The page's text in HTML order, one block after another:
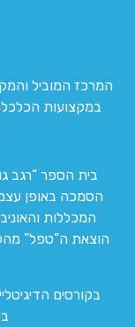
במקצועות
בית הספר “רגב
הסמכה באופן
המכללות
הוצאת ה”טפל”
בקורסים